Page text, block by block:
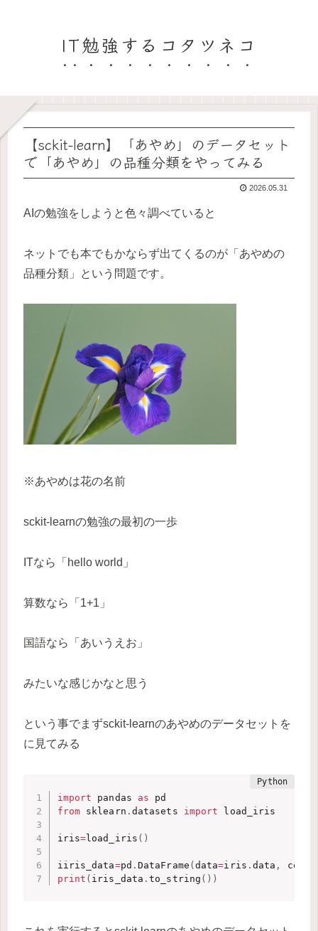
IT勉強するコタツネコ
【sckit-learn】「あやめ」のデータセット
で「あやめ」の品種分類をやってみる
2026.05.31
AIの勉強をしようと色々調べていると
ネットでも本でもかならず出てくるのが「あやめの
品種分類」という問題です。
※あやめは花の名前
sckit-learnの勉強の最初の一歩
ITなら「hello world」
算数なら「1+1」
国語なら「あいうえお」
みたいな感じかなと思う
という事でまずsckit-learnのあやめのデータセットを
に見てみる
import pandas as
from sklearn . datasets import load_iris
iris=load_iris ( )
iiris_data=pd . DataFrame (data=iris . data ,
print ( iris_data .to_string ( ) )